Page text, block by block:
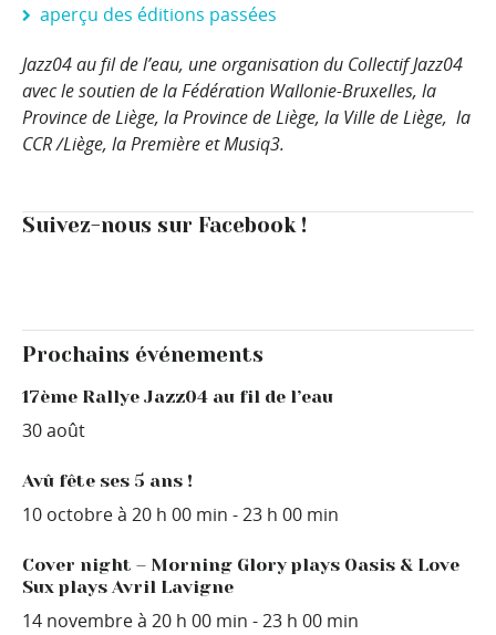
aperçu des éditions passées
Jazz04 au fil de l’eau, une organisation du Collectif Jazz04
avec le soutien de la Fédération Wallonie-Bruxelles, la
Province de Liège, la Province de Liège, la Ville de Liège, la
CCR /Liège, la Première et Musiq3.
Suivez-nous sur Facebook !
Prochains événements
17ème Rallye Jazz04 au fil de l’eau
30 août
Avû fête ses 5 ans !
10 octobre à 20 h 00 min -23 h 00 min
Cover night – Morning Glory plays Oasis & Love
Sux plays Avril Lavigne
14 novembre à 20 h 00 min -23 h 00 min